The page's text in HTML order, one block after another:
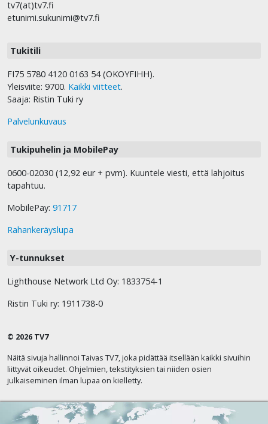
tv7(at)tv7.fi
etunimi.sukunimi@tv7.fi
Tukitili
FI75 5780 4120 0163 54 (OKOYFIHH).
Yleisviite: 9700. Kaikki viitteet.
Saaja: Ristin Tuki ry
Palvelunkuvaus
Tukipuhelin ja MobilePay
0600-02030 (12,92 eur + pvm). Kuuntele viesti, että lahjoitus
tapahtuu.
MobilePay: 91717
Rahankeräyslupa
Y-tunnukset
Lighthouse Network Ltd Oy: 1833754-1
Ristin Tuki ry: 1911738-0
© 2026 TV7
Näitä sivuja hallinnoi Taivas TV7, joka pidättää itsellään kaikki sivuihin
liittyvät oikeudet. Ohjelmien, tekstityksien tai niiden osien
julkaiseminen ilman lupaa on kielletty.